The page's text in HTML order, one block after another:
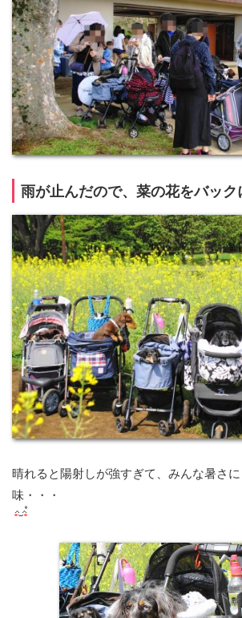
雨が止んだので、菜の花をバック
晴れると陽射しが強すぎて、みんな暑さ
味・・・